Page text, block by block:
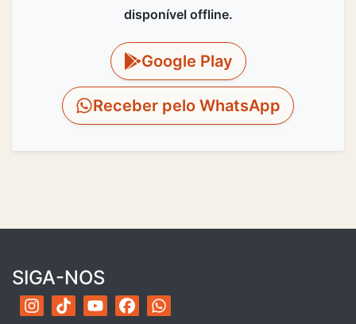
disponível offline.
Google Play
Receber pelo WhatsApp
SIGA-NOS